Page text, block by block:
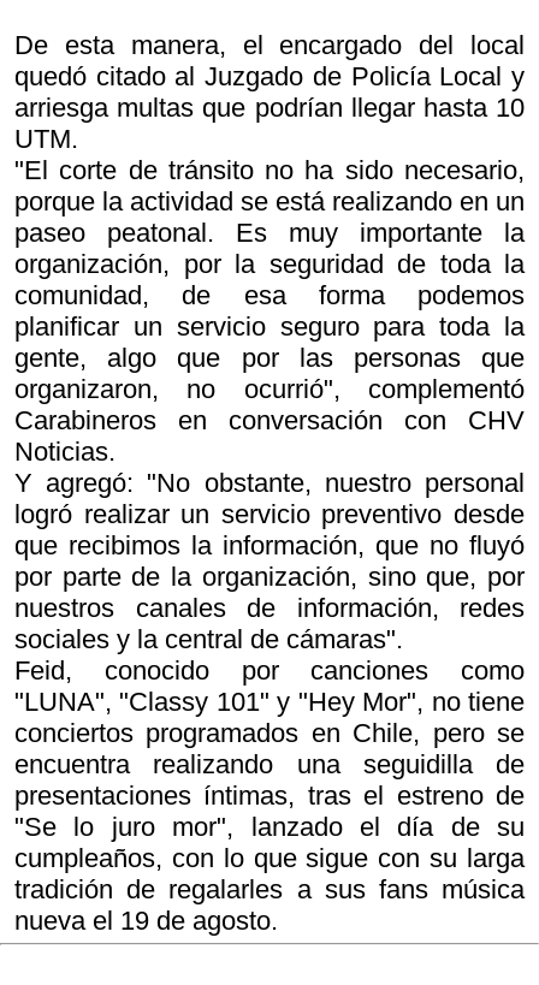
De esta manera, el encargado del local
quedó citado al Juzgado de Policía Local y
arriesga multas que podrían llegar hasta 10
UTM.
"El corte de tránsito no ha sido necesario,
porque la actividad se está realizando en un
paseo peatonal. Es muy importante la
organización, por la seguridad de toda la
comunidad, de esa forma podemos
planificar un servicio seguro para toda la
gente, algo que por las personas que
organizaron, no ocurrió", complementó
Carabineros en conversación con CHV
Noticias.
Y agregó: "No obstante, nuestro personal
logró realizar un servicio preventivo desde
que recibimos la información, que no fluyó
por parte de la organización, sino que, por
nuestros canales de información, redes
sociales y la central de cámaras".
Feid, conocido por canciones como
"LUNA", "Classy 101" y "Hey Mor", no tiene
conciertos programados en Chile, pero se
encuentra realizando una seguidilla de
presentaciones íntimas, tras el estreno de
"Se lo juro mor", lanzado el día de su
cumpleaños, con lo que sigue con su larga
tradición de regalarles a sus fans música
nueva el 19 de agosto.